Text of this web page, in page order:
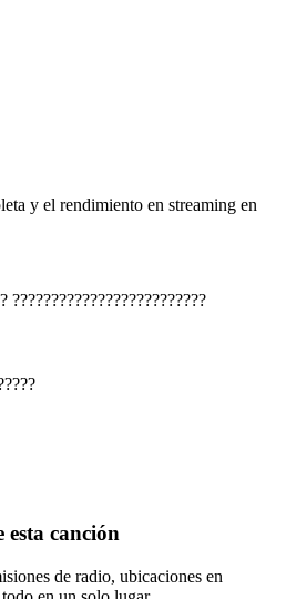
y el rendimiento en streaming en
?????????????????????????
esta canción
de radio, ubicaciones en